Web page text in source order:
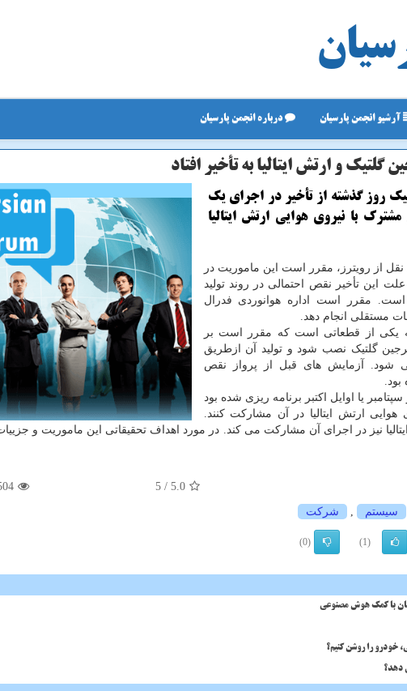
آرشیو انجمن پارسیان درباره انجمن پارسیان
و ارتش ایتالیا به تأخیر افتاد
روز گذشته از تأخیر در اجرای یک
با نیروی هوایی ارتش ایتالیا
از رویترز، مقرر است این ماموریت در
این تأخیر نقص احتمالی در روند تولید
است. مقرر است اداره هوانوردی فدرال
مستقلی انجام دهد.
یکی از قطعاتی است که مقرر است بر
گلتیک نصب شود و تولید آن ازطریق
شود. آزمایش های قبل از پرواز نقص
یا اوایل اکتبر برنامه ریزی شده بود
ارتش ایتالیا در آن مشارکت کنند.
نیز در اجرای آن مشارکت می کند. در مورد اهداف تحقیقاتی این ماموریت و
5.0
/ 5
سیستم شركت
(1)
(0)
با کمک هوش مصنوعی
خودرو را روشن کنیم؟
دهد؟